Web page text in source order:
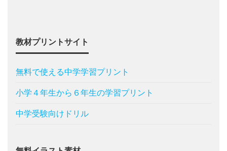
教材プリントサイト
無料で使える中学学習プリント
小学４年生から６年生の学習プリント
中学受験向けドリル